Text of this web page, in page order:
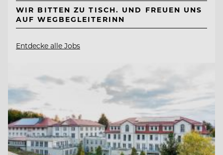
WIR BITTEN ZU TISCH. UND FREUEN UNS
AUF WEGBEGLEITERINN
Entdecke alle Jobs